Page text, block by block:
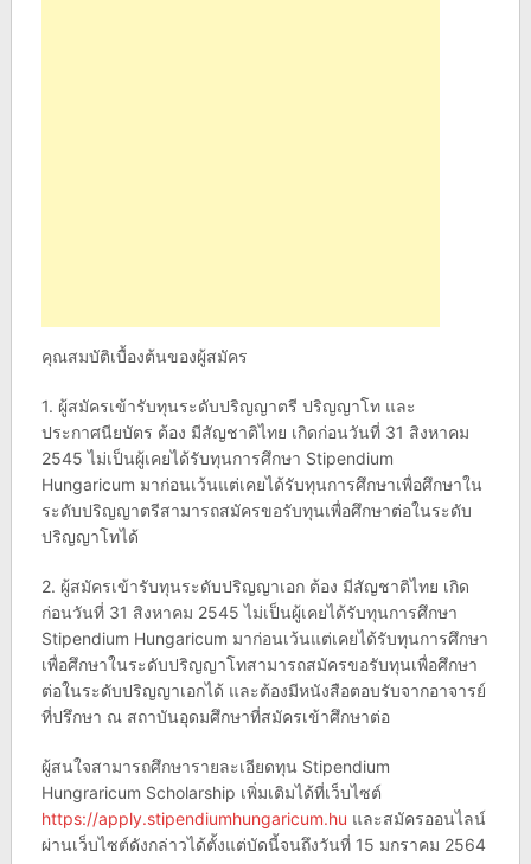
คุณสมบัติเบื้องต้นของผู้สมัคร
1. ผู้สมัครเข้ารับทุนระดับปริญญาตรี ปริญญาโท และ
ประกาศนียบัตร ต้อง มีสัญชาติไทย เกิดก่อนวันที่ 31 สิงหาคม
2545 ไม่เป็นผู้เคยได้รับทุนการศึกษา Stipendium
Hungaricum มาก่อนเว้นแต่เคยได้รับทุนการศึกษาเพื่อศึกษาใน
ระดับปริญญาตรีสามารถสมัครขอรับทุนเพื่อศึกษาต่อในระดับ
ปริญญาโทได้
2. ผู้สมัครเข้ารับทุนระดับปริญญาเอก ต้อง มีสัญชาติไทย เกิด
ก่อนวันที่ 31 สิงหาคม 2545 ไม่เป็นผู้เคยได้รับทุนการศึกษา
Stipendium Hungaricum มาก่อนเว้นแต่เคยได้รับทุนการศึกษา
เพื่อศึกษาในระดับปริญญาโทสามารถสมัครขอรับทุนเพื่อศึกษา
ต่อในระดับปริญญาเอกได้ และต้องมีหนังสือตอบรับจากอาจารย์
ที่ปรึกษา ณ สถาบันอุดมศึกษาที่สมัครเข้าศึกษาต่อ
ผู้สนใจสามารถศึกษารายละเอียดทุน Stipendium
Hungraricum Scholarship เพิ่มเติมได้ที่เว็บไซต์
https://apply.stipendiumhungaricum.hu และสมัครออนไลน์
ผ่านเว็บไซต์ดังกล่าวได้ตั้งแต่บัดนี้จนถึงวันที่ 15 มกราคม 2564